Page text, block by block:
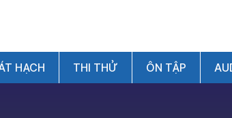
HẠCH THI THỬ ÔN TẬP